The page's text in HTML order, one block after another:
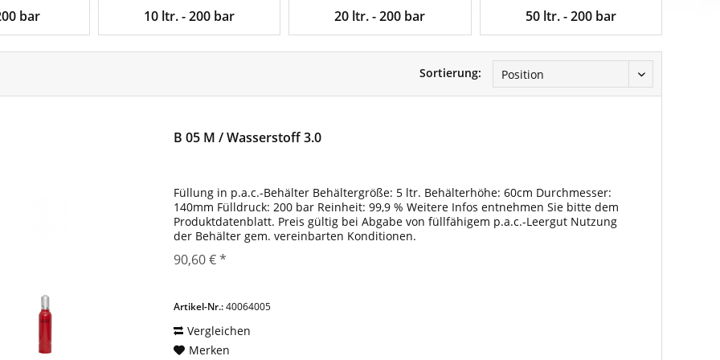
bar 10 ltr. - 200 bar 20 ltr. - 200 bar 50 ltr. - 200 bar
Sortierung:
B 05 M / Wasserstoff 3.0
Füllung in p.a.c.-Behälter Behältergröße: 5 ltr. Behälterhöhe: 60cm Durchmesser:
140mm Fülldruck: 200 bar Reinheit: 99,9 % Weitere Infos entnehmen Sie bitte dem
Produktdatenblatt. Preis gültig bei Abgabe von füllfähigem p.a.c.-Leergut Nutzung
der Behälter gem. vereinbarten Konditionen.
90,60 € *
Artikel-Nr.:40064005
Vergleichen
Merken